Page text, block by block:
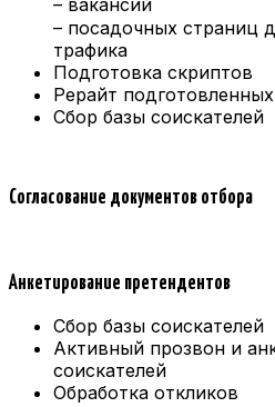
– посадочных страниц
трафика
Подготовка скриптов
Рерайт
Сбор базы соискателей
Согласование документов отбора
Анкетирование претендентов
Сбор базы соискателей
Активный прозвон и
соискателей
Обработка откликов